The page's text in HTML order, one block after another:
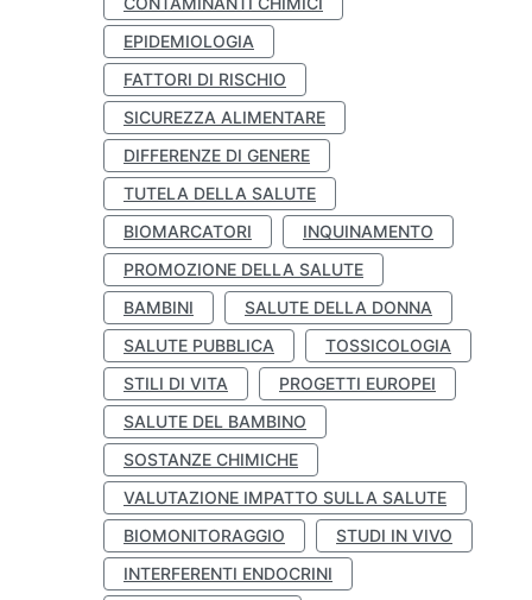
EPIDEMIOLOGIA
FATTORI DI RISCHIO
SICUREZZA ALIMENTARE
DIFFERENZE DI GENERE
TUTELA DELLA SALUTE
BIOMARCATORI
INQUINAMENTO
PROMOZIONE DELLA SALUTE
BAMBINI
SALUTE DELLA DONNA
SALUTE PUBBLICA
TOSSICOLOGIA
STILI DI VITA
PROGETTI EUROPEI
SALUTE DEL BAMBINO
SOSTANZE CHIMICHE
VALUTAZIONE IMPATTO SULLA SALUTE
BIOMONITORAGGIO
STUDI IN VIVO
INTERFERENTI ENDOCRINI